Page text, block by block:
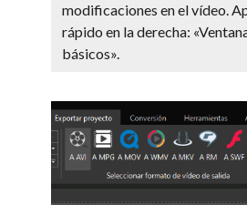
modificaciones en el vídeo.
rápido en la derecha:
básicos».